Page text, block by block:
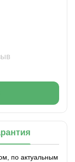
по актуальным